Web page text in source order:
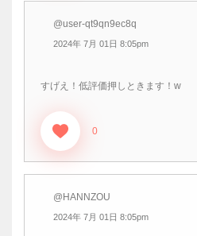
@user-qt9qn9ec8q
2024年 7月 01日 8:05pm
すげえ！低評価押しときます！w
0
@HANNZOU
2024年 7月 01日 8:05pm